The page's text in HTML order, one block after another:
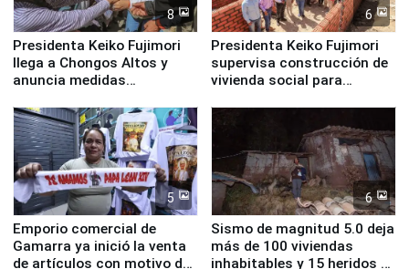
8
Presidenta Keiko Fujimori
llega a Chongos Altos y
anuncia medidas
educación, salud y empleo
6
Presidenta Keiko Fujimori
supervisa construcción de
vivienda social para
5
Emporio comercial de
Gamarra ya inició la venta
de artículos con motivo de
6
Sismo de magnitud 5.0 deja
más de 100 viviendas
inhabitables y 15 heridos en